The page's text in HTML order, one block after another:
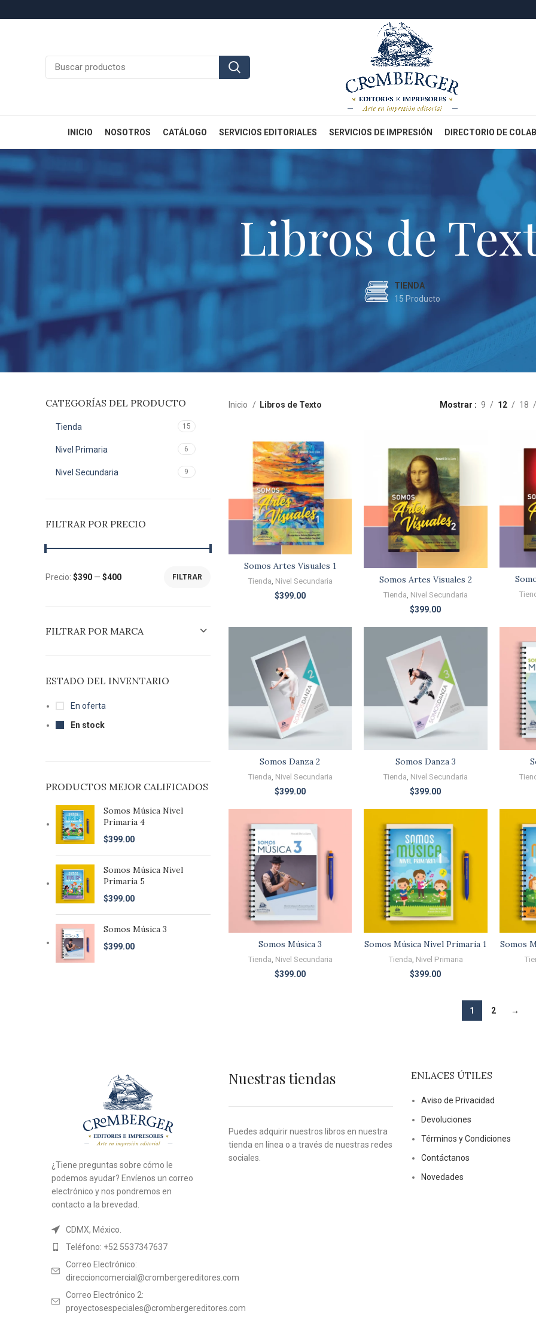
INICIO NOSOTROS CATÁLOGO SERVICIOS EDITORIALES SERVICIOS DE IMPRESIÓN DIRECTORIO DE
Libros de
TIENDA
15 Producto
CATEGORÍAS DEL PRODUCTO
Tienda 15
Nivel Primaria 6
Nivel Secundaria 9
FILTRAR POR PRECIO
FILTRAR
Precio: $390 — $400
FILTRAR POR MARCA
ESTADO DEL INVENTARIO
En oferta
En stock
PRODUCTOS MEJOR CALIFICADOS
Somos Música Nivel
Primaria 4
$399.00
Somos Música Nivel
Primaria 5
$399.00
Somos Música 3
$399.00
Inicio Libros de Texto Mostrar 9 12 18
Somos Artes Visuales 1
Tienda Nivel Secundaria
$399.00
Somos Artes Visuales 2
Tienda Nivel Secundaria
$399.00
Somos Danza 2
Tienda, Nivel Secundaria
$399.00
Somos Danza 3
Tienda, Nivel Secundaria
$399.00
Somos Música 3
Tienda Nivel Secundaria
$399.00
Somos Música Nivel Primaria 1
Tienda Nivel Primaria
$399.00
Somos
1 2 →
¿Tiene preguntas sobre cómo le
podemos ayudar? Envíenos un correo
electrónico y nos pondremos en
contacto a la brevedad.
CDMX, México.
Teléfono: +52 5537347637
Correo Electrónico:
direccioncomercial@crombergereditores.com
Correo Electrónico 2:
proyectosespeciales@crombergereditores.com
Nuestras tiendas
Puedes adquirir nuestros libros en nuestra
tienda en línea o a través de nuestras redes
sociales.
ENLACES ÚTILES
Aviso de Privacidad
Devoluciones
Términos y Condiciones
Contáctanos
Novedades